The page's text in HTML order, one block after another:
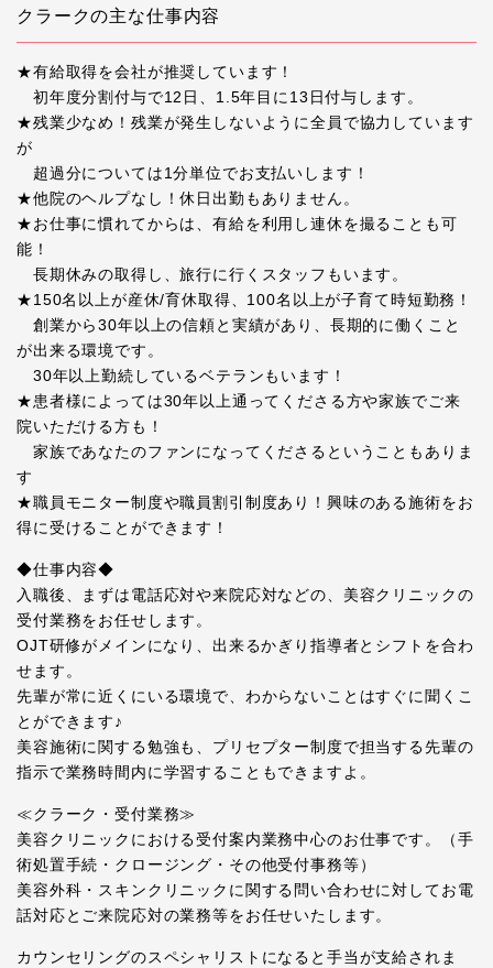
クラークの主な仕事内容
★有給取得を会社が推奨しています！
初年度分割付与で12日、1.5年目に13日付与します。
★残業少なめ！残業が発生しないように全員で協力しています
が
超過分については1分単位でお支払いします！
★他院のヘルプなし！休日出勤もありません。
★お仕事に慣れてからは、有給を利用し連休を撮ることも可
能！
長期休みの取得し、旅行に行くスタッフもいます。
★150名以上が産休/育休取得、100名以上が子育て時短勤務！
創業から30年以上の信頼と実績があり、長期的に働くこと
が出来る環境です。
30年以上勤続しているベテランもいます！
★患者様によっては30年以上通ってくださる方や家族でご来
院いただける方も！
家族であなたのファンになってくださるということもありま
す
★職員モニター制度や職員割引制度あり！興味のある施術をお
得に受けることができます！
◆仕事内容◆
入職後、まずは電話応対や来院応対などの、美容クリニックの
受付業務をお任せします。
OJT研修がメインになり、出来るかぎり指導者とシフトを合わ
せます。
先輩が常に近くにいる環境で、わからないことはすぐに聞くこ
とができます♪
美容施術に関する勉強も、プリセプター制度で担当する先輩の
指示で業務時間内に学習することもできますよ。
≪クラーク・受付業務≫
美容クリニックにおける受付案内業務中心のお仕事です。（手
術処置手続・クロージング・その他受付事務等）
美容外科・スキンクリニックに関する問い合わせに対してお電
話対応とご来院応対の業務等をお任せいたします。
カウンセリングのスペシャリストになると手当が支給されま